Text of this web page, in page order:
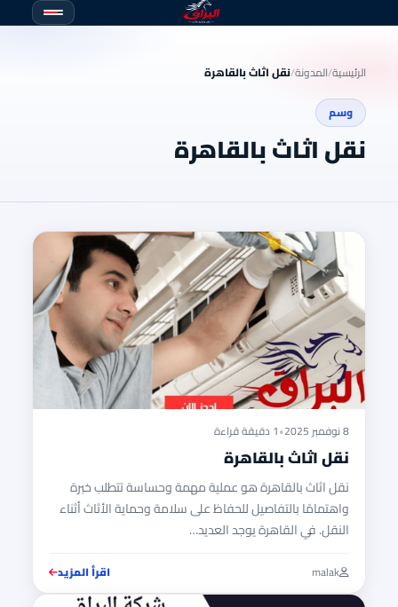
الرئيسية/المدونة/نقل اثاث بالقاهرة
وسم
نقل اثاث بالقاهرة
8 نوفمبر 2025 •1 دقيقة قراءة
نقل اثاث بالقاهرة
نقل اثاث بالقاهرة هو عملية مهمة وحساسة تتطلب خبرة
واهتمامًا بالتفاصيل للحفاظ على سلامة وحماية الأثاث أثناء
النقل. في القاهرة يوجد العديد…
malak اقرأ المزيد